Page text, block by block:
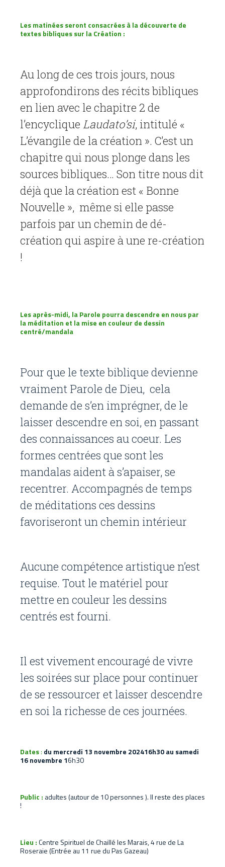
Les matinéesseront consacrées à la découverte de
textes bibliques sur la Création :
Au long de ces trois jours, nous
approfondirons des récits bibliques
en lien avec le chapitre 2 de
l’encyclique Laudato’si, intitulé «
L’évangile de la création ». C’est un
chapitre qui nous plonge dans les
sources bibliques… Son titre nous dit
déjà que la création est « Bonne
Nouvelle », même si elle passe
parfois par un chemin de dé-
création qui aspire à une re-création
!
Les après-midi, la Parole pourra descendre en nous par
la méditation et la mise en couleur de dessin
centré/mandala
Pour que le texte biblique devienne
vraiment Parole de Dieu, cela
demande de s’en imprégner, de le
laisser descendre en soi, en passant
des connaissances au coeur. Les
formes centrées que sont les
mandalas aident à s’apaiser, se
recentrer. Accompagnés de temps
de méditations ces dessins
favoriseront un chemin intérieur
Aucune compétence artistique n’est
requise. Tout le matériel pour
mettre en couleur les dessins
centrés est fourni.
Il est vivement encouragé de vivre
les soirées sur place pour continuer
de se ressourcer et laisser descendre
en soi la richesse de ces journées.
Dates: du mercredi 13 novembre 202416h30 au samedi
16 novembre 16h30
Public : adultes (autour de 10 personnes ). Il reste des places
!
Lieu :Centre Spirituel de Chaillé les Marais, 4 rue de La
Roseraie (Entrée au 11 rue du Pas Gazeau)